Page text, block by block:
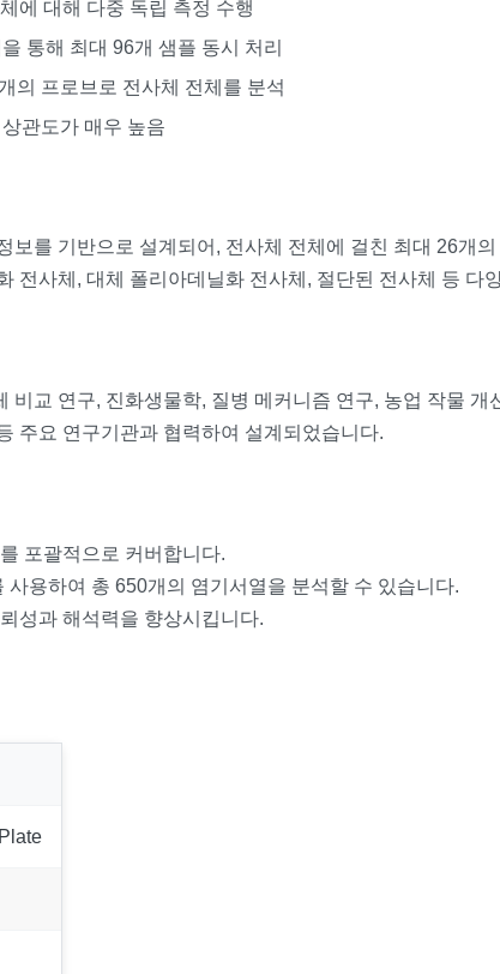
에 대해 다중 독립 측정 수행
통해 최대 96개 샘플 동시 처리
의 프로브로 전사체 전체를 분석
관도가 매우 높음
보를 기반으로 설계되어, 전사체 전체에 걸친 최대 26개
전사체, 대체 폴리아데닐화 전사체, 절단된 전사체 등 다
비교 연구, 진화생물학, 질병 메커니즘 연구, 농업 작물 개
주요 연구기관과 협력하여 설계되었습니다.
포괄적으로 커버합니다.
용하여 총 650개의 염기서열을 분석할 수 있습니다.
성과 해석력을 향상시킵니다.